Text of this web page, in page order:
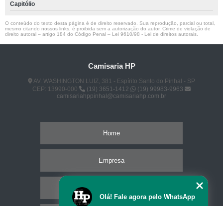
Capitólio
O conteúdo do texto desta página é de direito reservado. Sua reprodução, parcial ou total,
mesmo citando nossos links, é proibida sem a autorização do autor. Crime de violação de
direito autoral – artigo 184 do Código Penal – Lei 9610/98 - Lei de direitos autorais
Camisaria HP
AV. WASHINGTON LUIZ, 381 - Espírito Santo do Pinhal - SP
CEP: 13990-000
(19) 3651-1412
(19) 99983-9963
camisariahppinhal@camisariahp.com.br
Home
Empresa
Olá! Fale agora pelo WhatsApp